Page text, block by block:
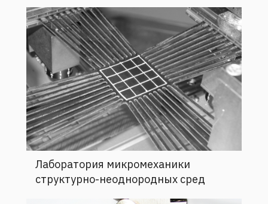
Лаборатория микромеханики
структурно-неоднородных сред